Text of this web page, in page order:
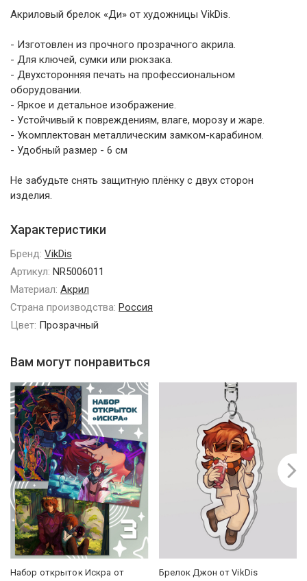
Акриловый брелок «Ди» от художницы VikDis.
- Изготовлен из прочного прозрачного акрила.
- Для ключей, сумки или рюкзака.
- Двухсторонняя печать на профессиональном
оборудовании.
- Яркое и детальное изображение.
- Устойчивый к повреждениям, влаге, морозу и жаре.
- Укомплектован металлическим замком-карабином.
- Удобный размер - 6 см
Не забудьте снять защитную плёнку с двух сторон
изделия.
Характеристики
Бренд: VikDis
Артикул: NR5006011
Материал: Акрил
Страна производства: Россия
Цвет: Прозрачный
Вам могут понравиться
Набор открыток Искра от
Брелок Джон от VikDis